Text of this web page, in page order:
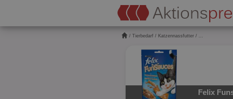
/ Tierbedarf / Katzennassfutter / ...
Felix